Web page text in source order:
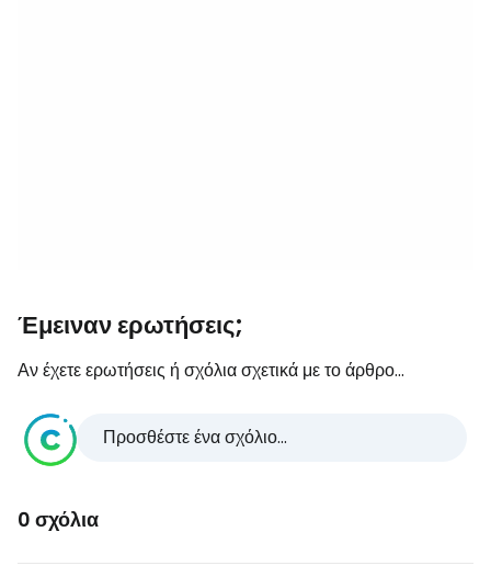
Έμειναν ερωτήσεις;
Αν έχετε ερωτήσεις ή σχόλια σχετικά με το άρθρο...
Προσθέστε ένα σχόλιο...
0 σχόλια